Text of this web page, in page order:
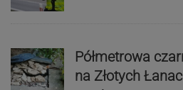
Półmetrowa
na Złotych